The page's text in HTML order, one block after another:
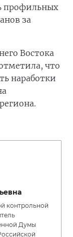
профильных
за
Востока
что
наработки
контрольной
Думы